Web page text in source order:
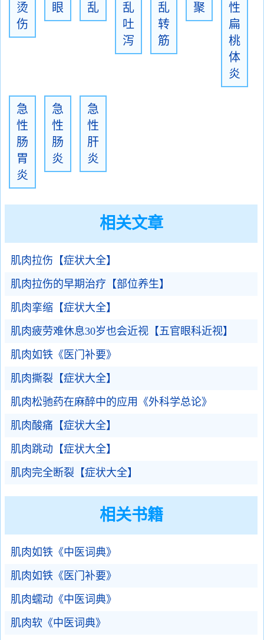
烫
伤
眼
乱
乱
吐
泻
乱
转
筋
聚
性
扁
桃
体
炎
急
性
肠
胃
炎
急
性
肠
炎
急
性
肝
炎
相关文章
肌肉拉伤【症状大全】
肌肉拉伤的早期治疗【部位养生】
肌肉挛缩【症状大全】
肌肉疲劳难休息30岁也会近视【五官眼科近视】
肌肉如铁《医门补要》
肌肉撕裂【症状大全】
肌肉松驰药在麻醉中的应用《外科学总论》
肌肉酸痛【症状大全】
肌肉跳动【症状大全】
肌肉完全断裂【症状大全】
相关书籍
肌肉如铁《中医词典》
肌肉如铁《医门补要》
肌肉蠕动《中医词典》
肌肉软《中医词典》